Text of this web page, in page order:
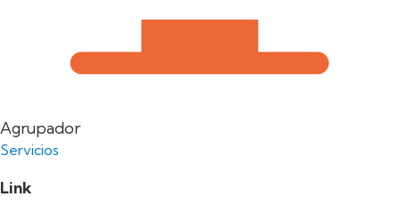
Agrupador
Servicios
Link